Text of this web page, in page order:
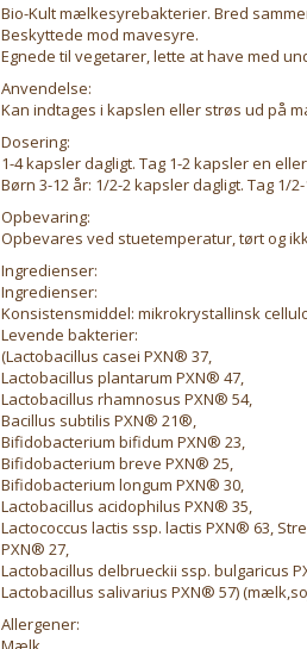
Bio-Kult mælkesyrebakterier. Bred
Beskyttede mod mavesyre.
Egnede til vegetarer, lette at have med
Anvendelse:
Kan indtages i kapslen eller strøs ud på
Dosering:
1-4 kapsler dagligt. Tag 1-2 kapsler en
Børn 3-12 år: 1/2-2 kapsler dagligt. Tag 1/
Opbevaring:
Opbevares ved stuetemperatur, tørt og
Ingredienser:
Ingredienser:
Konsistensmiddel: mikrokrystallinsk
Levende bakterier:
(Lactobacillus casei PXN® 37,
Lactobacillus plantarum PXN® 47,
Lactobacillus rhamnosus PXN® 54,
Bacillus subtilis PXN® 21®,
Bifidobacterium bifidum PXN® 23,
Bifidobacterium breve PXN® 25,
Bifidobacterium longum PXN® 30,
Lactobacillus acidophilus PXN® 35,
Lactococcus lactis ssp. lactis PXN® 63,
PXN® 27,
Lactobacillus delbrueckii ssp. bulgaricus
Lactobacillus salivarius PXN® 57)
Allergener: